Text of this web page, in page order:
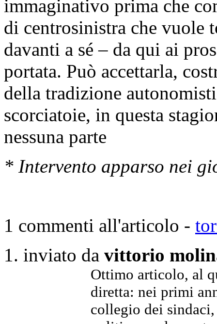
immaginativo prima che
di centrosinistra che vuole
davanti a sé – da qui ai
portata. Può accettarla,
della tradizione
scorciatoie, in questa
nessuna parte
* Intervento apparso nei
1 commenti all'articolo -
inviato da vittorio
Ottimo articolo, al
diretta: nei primi
collegio dei